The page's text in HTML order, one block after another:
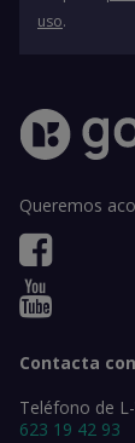
uso.
Queremos
Contacta
Teléfono de
623 19 42 93